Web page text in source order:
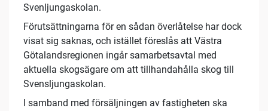
Svenljungaskolan.
Förutsättningarna för en sådan överlåtelse har dock
visat sig saknas, och istället föreslås att Västra
Götalandsregionen ingår samarbetsavtal med
aktuella skogsägare om att tillhandahålla skog till
Svensljungaskolan.
I samband med försäljningen av fastigheten ska